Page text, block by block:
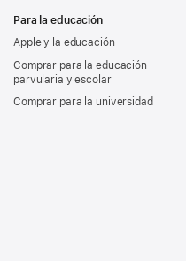
Para la educación
Apple y la educación
Comprar para la educación
parvularia y escolar
Comprar para la universidad